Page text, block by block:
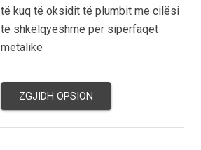
të kuq të oksidit të plumbit me cilësi
të shkëlqyeshme për sipërfaqet
metalike
ZGJIDH OPSION